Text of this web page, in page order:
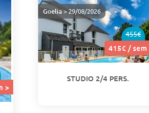
>
455€
415€ / sem
Goelia> 29/08/2026
STUDIO 2/4 PERS.